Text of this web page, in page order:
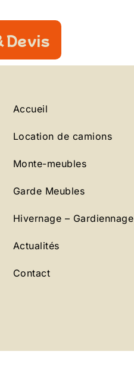
Devis
Accueil
Location de camions
Monte-meubles
Garde Meubles
Hivernage – Gardiennage
Actualités
Contact